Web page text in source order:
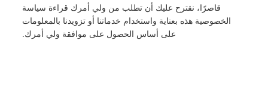
قاصرًا، نقترح عليك أن تطلب من ولي أمرك قراءة سياسة
الخصوصية هذه بعناية واستخدام خدماتنا أو تزويدنا بالمعلومات
على أساس الحصول على موافقة ولي أمرك.